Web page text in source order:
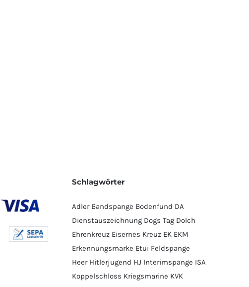
Schlagwörter
Adler Bandspange Bodenfund DA
Dienstauszeichnung Dogs Tag Dolch
Ehrenkreuz Eisernes Kreuz EK EKM
Erkennungsmarke Etui Feldspange
Heer Hitlerjugend HJ Interimspange ISA
Koppelschloss Kriegsmarine KVK